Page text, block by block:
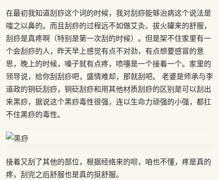
在最初我知道刮痧这个词的时候，我对刮痧能够治病这个说法是
嗤之以鼻的。而且刮痧的过程远不如做艾灸、拔火罐来的舒服，
刮痧是真疼啊（特别是第一次刮的时候）。但是架不住家里有一
个会刮痧的人，昨天早上感觉有点不对劲，有点想要感冒的意
思，晚上的时候，嗓子就有点疼，喷嚏是一个接着一个。家里的
领导说，给你刮刮痧吧，盛情难却，那就刮吧。 老婆是师承与李
道政的铜砭刮痧，铜砭刮痧和用其他材质刮痧的区别是可以刮出
来黑痧，据说这个黑痧毒性很强，连以生命力顽强的小强，都扛
不住黑痧的毒性。
接着又刮了其他的部位，根据经络来的呗，咱也不懂，疼是真的
疼，刮完之后舒服也是真的挺舒服。